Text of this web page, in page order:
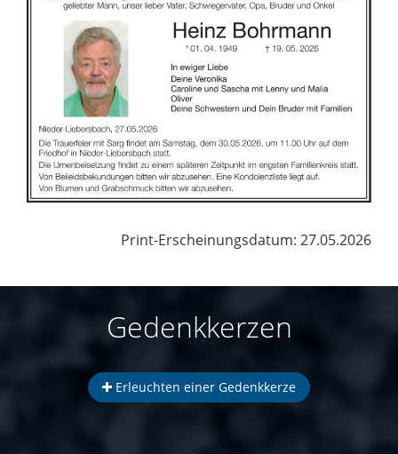
Print-Erscheinungsdatum: 27.05.2026
Gedenkkerzen
Erleuchten einer Gedenkkerze